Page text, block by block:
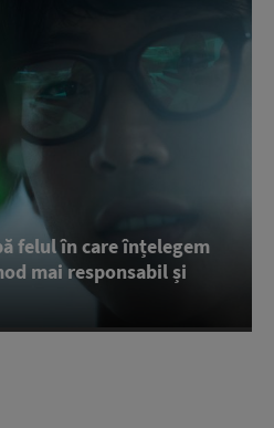
felul în care înțelegem
mai responsabil și